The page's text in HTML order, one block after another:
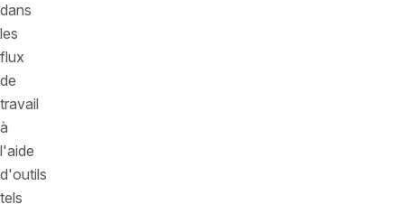
dans
les
flux
de
travail
à
l'aide
d'outils
tels